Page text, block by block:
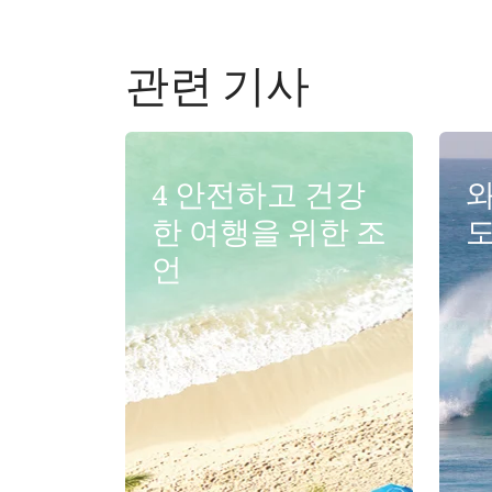
관련 기사
4 안전하고 건강
한 여행을 위한 조
언